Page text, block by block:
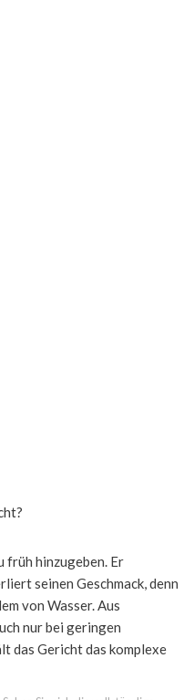
früh hinzugeben. Er
seinen Geschmack, denn
von Wasser. Aus
nur bei geringen
das Gericht das komplexe